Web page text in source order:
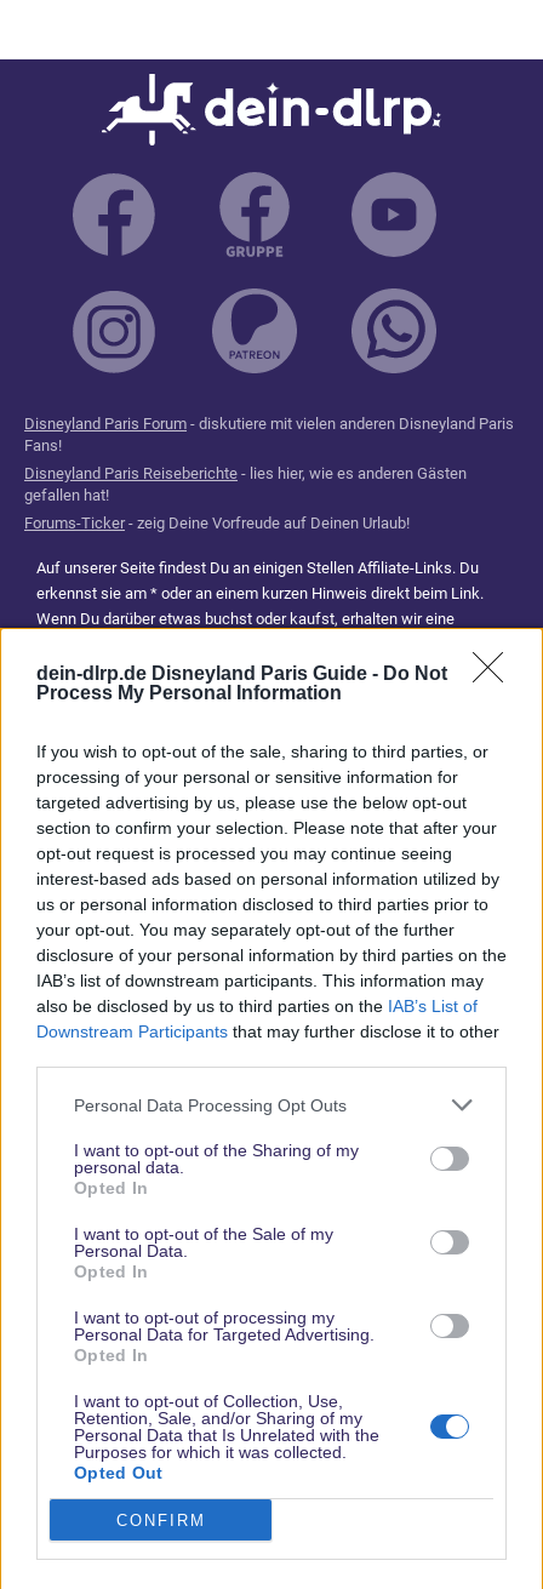
dein-dlrp.de Disneyland Paris Guide - Do Not
Process My Personal Information
If you wish to opt-out of the sale, sharing to third parties, or
processing of your personal or sensitive information for
targeted advertising by us, please use the below opt-out
section to confirm your selection. Please note that after your
opt-out request is processed you may continue seeing
interest-based ads based on personal information utilized by
us or personal information disclosed to third parties prior to
your opt-out. You may separately opt-out of the further
disclosure of your personal information by third parties on the
IAB’s list of downstream participants. This information may
also be disclosed by us to third parties on the IAB’s List of
Downstream Participants that may further disclose it to other
Personal Data Processing Opt Outs
I want to opt-out of the Sharing of my
personal data.
Opted In
I want to opt-out of the Sale of my
Personal Data.
Opted In
I want to opt-out of processing my
Personal Data for Targeted Advertising.
Opted In
I want to opt-out of Collection, Use,
Retention, Sale, and/or Sharing of my
Personal Data that Is Unrelated with the
Purposes for which it was collected.
Opted Out
CONFIRM
Disneyland Paris Forum - diskutiere mit vielen anderen Disneyland Paris
Fans!
Disneyland Paris Reiseberichte - lies hier, wie es anderen Gästen
gefallen hat!
Forums-Ticker- zeig Deine Vorfreude auf Deinen Urlaub!
Auf unserer Seite findest Du an einigen Stellen Affiliate-Links. Du
erkennst sie am * oder an einem kurzen Hinweis direkt beim Link.
Wenn Du darüber etwas buchst oder kaufst, erhalten wir eine
Du uns, unsere Reiseführer, Tipps und Planungsinhalte weiterhin
kostenlos anzubieten. Vielen Dank für Deine Unterstützung.
Abonniere jetzt unsere magischen News aus den
Parks
Keine Angebote verpassen
Aktuelle News
Spannende Lesetipps
Gratis und jederzeit kündbar
dass Du unsere
Schau
© dein-dlrp | Einige Elemente ©Disney. dein-dlrp ist ein Reiseführer für
Disney Company", "EuroDisney S.C.A." oder deren Tochter- sowie
Partnerunternehmen.
Impressum|Datenschutzerklärung